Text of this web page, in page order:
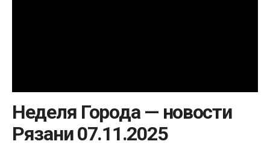
Неделя Города — новости
Рязани 07.11.2025